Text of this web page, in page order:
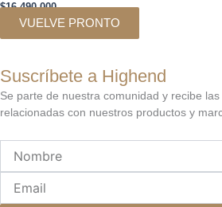
$16.490.000
VUELVE PRONTO
Suscríbete a Highend
Se parte de nuestra comunidad y recibe
relacionadas con nuestros productos y